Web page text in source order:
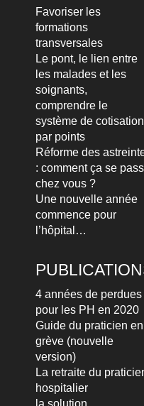
Favoriser les
formations
transversales
Le pont, le lien entre
les malades et les
soignants,
comprendre le
système de cotisation
par points
Réforme des
: comment ça se
chez vous ?
Une nouvelle année
commence pour
l’hôpital…
4 années de perdues
pour les PH en 2020
Guide du praticien en
grève (nouvelle
version)
La retraite du
hospitalier
la solution